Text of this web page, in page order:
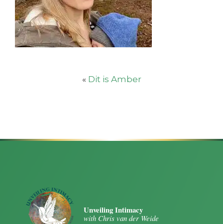
« Dit is Amber
Unveiling Intimacy
with Chris van der Weide